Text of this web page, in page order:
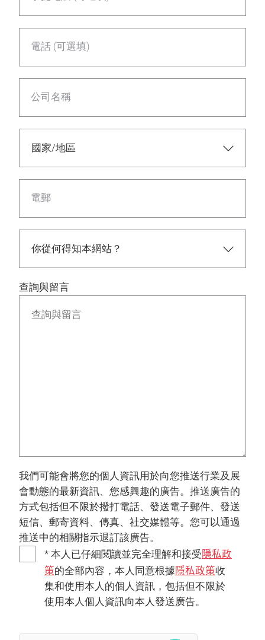
電話 (可選填)
公司名稱
電郵
查詢與留言
我們可能會將您的個人資訊用於向您推送行業及展
會動態的最新資訊、您感興趣的廣告。推送廣告的
方式包括但不限於撥打電話、發送電子郵件、發送
短信、郵寄資料、傳真、社交媒體等。您可以通過
推送中的相關指示退訂該廣告。
* 本人已仔細閱讀並完全理解和接受隱私政
策的全部內容，本人同意根據隱私政策收
集和使用本人的個人資訊，包括但不限於
使用本人個人資訊向本人發送廣告。